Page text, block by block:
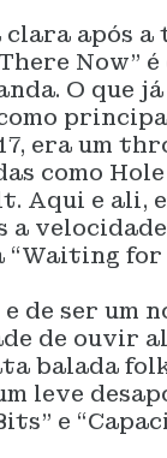
clara após
Now”
O que
era um
como
Aqui e ali,
a
“Waiting for
de ser um
de ouvir
balada folk
leve
e